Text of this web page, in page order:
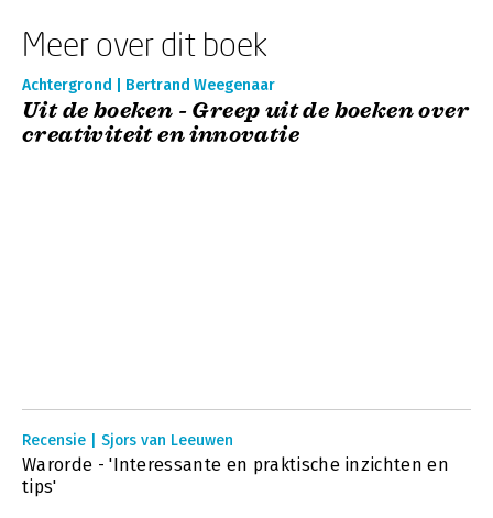
Meer over dit boek
Achtergrond | Bertrand Weegenaar
Uit de boeken - Greep uit de boeken over
creativiteit en innovatie
Recensie | Sjors van Leeuwen
Warorde - 'Interessante en praktische inzichten en
tips'